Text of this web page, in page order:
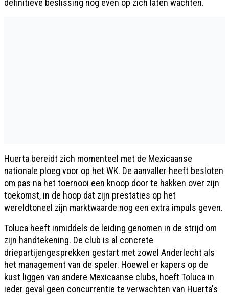
Huerta bereidt zich momenteel met de Mexicaanse
nationale ploeg voor op het WK. De aanvaller heeft besloten
om pas na het toernooi een knoop door te hakken over zijn
toekomst, in de hoop dat zijn prestaties op het
wereldtoneel zijn marktwaarde nog een extra impuls geven.
Toluca heeft inmiddels de leiding genomen in de strijd om
zijn handtekening. De club is al concrete
driepartijengesprekken gestart met zowel Anderlecht als
het management van de speler. Hoewel er kapers op de
kust liggen van andere Mexicaanse clubs, hoeft Toluca in
ieder geval geen concurrentie te verwachten van Huerta's